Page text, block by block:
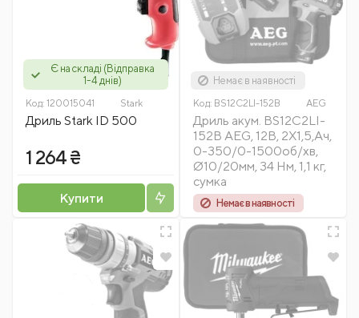
Є на складі (Відправка
1-4 днів)
Код: 120015041 Stark
Дриль Stark ID 500
1 264 ₴
Купити
Немає в наявності
Код: BS12C2LI-152B AEG
Дриль акум. BS12C2LI-
152B AEG, 12В, 2Х1,5,Ач,
0-350/0-1500об/хв,
Ø10/20мм, 34 Нм, 1,1 кг,
сумка
Немає в наявності